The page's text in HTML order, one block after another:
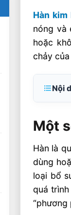
Hàn kim
nóng và
hoặc
chảy
Nội
cần
Một
Hàn là
dùng
loại bổ
quá
“phương